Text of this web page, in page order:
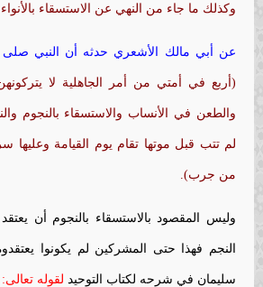
وكذلك ما جاء من النهي عن الاستسقاء
عن أبي مالك الأشعري حدثه أن النبي صلى
(أربع في أمتي من أمر الجاهلية لا
والطعن في الأنساب والاستسقاء بالنجوم
لم تتب قبل موتها تقام يوم القيامة
من جرب).
وليس المقصود بالاستسقاء بالنجوم أن
النجم فهذا حتى المشركين لم يكونوا
سليمان في شرحه لكتاب التوحيد لقوله تعالى: